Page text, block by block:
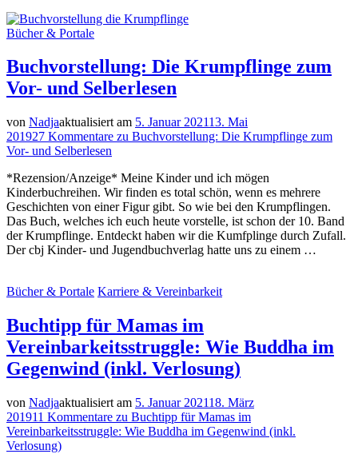
Bücher & Portale
Buchvorstellung: Die Krumpflinge zum
Vor- und Selberlesen
von Nadjaaktualisiert am 5. Januar 202113. Mai
201927 Kommentare zu Buchvorstellung: Die Krumpflinge zum
Vor- und Selberlesen
*Rezension/Anzeige* Meine Kinder und ich mögen
Kinderbuchreihen. Wir finden es total schön, wenn es mehrere
Geschichten von einer Figur gibt. So wie bei den Krumpflingen.
Das Buch, welches ich euch heute vorstelle, ist schon der 10. Band
der Krumpflinge. Entdeckt haben wir die Kumfplinge durch Zufall.
Der cbj Kinder- und Jugendbuchverlag hatte uns zu einem …
Bücher & Portale Karriere & Vereinbarkeit
Buchtipp für Mamas im
Vereinbarkeitsstruggle: Wie Buddha im
Gegenwind (inkl. Verlosung)
von Nadjaaktualisiert am 5. Januar 202118. März
201911 Kommentare zu Buchtipp für Mamas im
Vereinbarkeitsstruggle: Wie Buddha im Gegenwind (inkl.
Verlosung)